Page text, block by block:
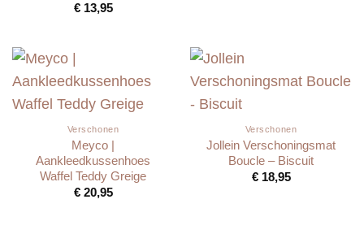
€13,95
Verschonen
Meyco |
Aankleedkussenhoes
Waffel Teddy Greige
€20,95
Verschonen
Jollein Verschoningsmat
Boucle – Biscuit
€18,95